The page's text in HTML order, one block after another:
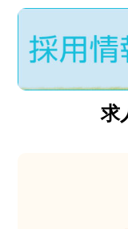
求